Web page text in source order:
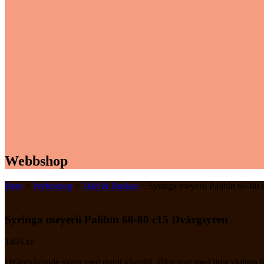
Webbshop
Hem > Webbshop > Träd & Buskar> Syringa meyerii Palibin 60-80
Syringa meyerii Palibin 60-80 c15 Dvärgsyren
1495 kr